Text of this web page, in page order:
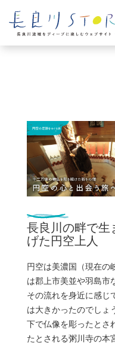
長良川の畔で生
げた円空上人
円空は美濃国（現在の
は郡上市美並や羽島市
その流れを身近に感じ
は大きかったのでしょ
下で仏像を彫ったとさ
たとされる粥川寺の本